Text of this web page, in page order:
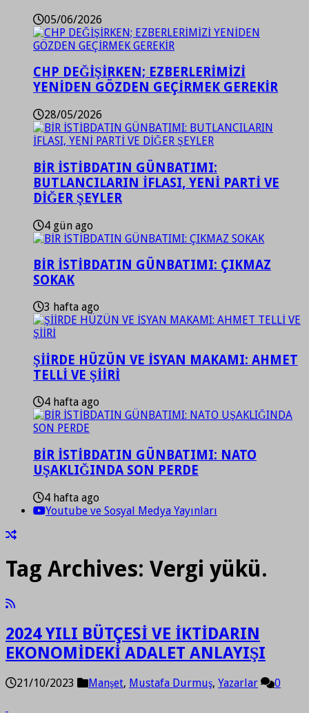
05/06/2026
CHP DEĞİŞİRKEN; EZBERLERİMİZİ
YENİDEN GÖZDEN GEÇİRMEK GEREKİR
28/05/2026
BİR İSTİBDATIN GÜNBATIMI:
BUTLANCILARIN İFLASI, YENİ PARTİ VE
DİĞER ŞEYLER
4 gün ago
BİR İSTİBDATIN GÜNBATIMI: ÇIKMAZ
SOKAK
3 hafta ago
ŞİİRDE HÜZÜN VE İSYAN MAKAMI: AHMET
TELLİ VE ŞİİRİ
4 hafta ago
BİR İSTİBDATIN GÜNBATIMI: NATO
UŞAKLIĞINDA SON PERDE
4 hafta ago
Youtube ve Sosyal Medya Yayınları
Tag Archives: Vergi yükü.
2024 YILI BÜTÇESİ VE İKTİDARIN
EKONOMİDEKİ ADALET ANLAYIŞI
21/10/2023 Manşet, Mustafa Durmuş, Yazarlar 0